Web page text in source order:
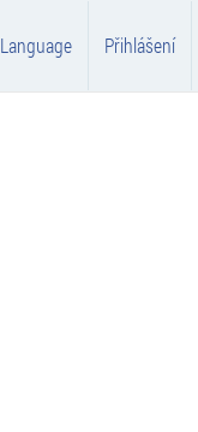
Language Přihlášení